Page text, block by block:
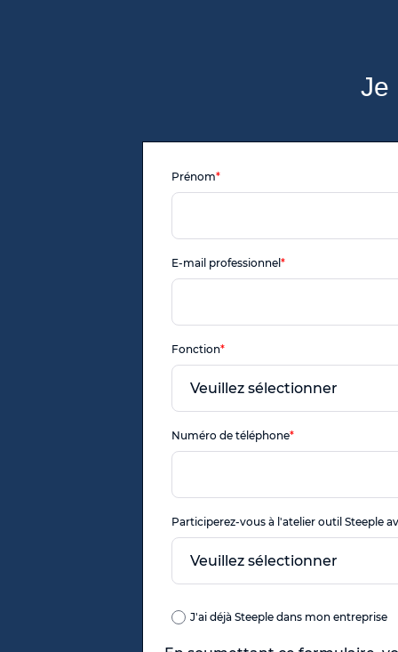
Je
Prénom*
E-mail professionnel *
Fonction*
Numéro de téléphone*
Participerez-vous à l'atelier outil Steeple
J'ai déjà Steeple dans mon entreprise